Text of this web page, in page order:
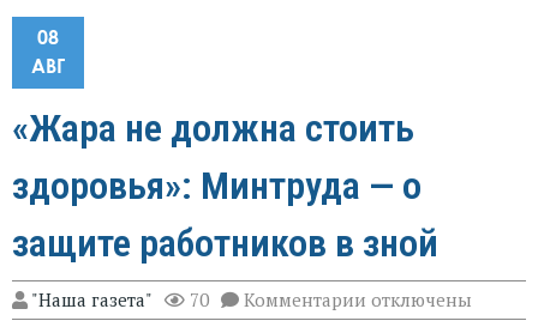
08
АВГ
«Жара не должна стоить
здоровья»: Минтруда — о
защите работников в зной
"Наша газета" 70 Комментарии к
записи
отключены